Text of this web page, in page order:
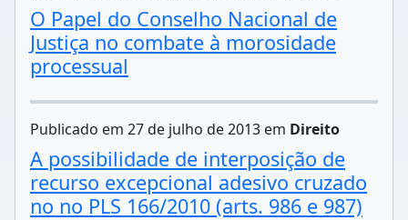
O Papel do Conselho Nacional de
Justiça no combate à morosidade
processual
Publicado em 27 de julho de 2013 em Direito
A possibilidade de interposição de
recurso excepcional adesivo cruzado
no no PLS 166/2010 (arts. 986 e 987)